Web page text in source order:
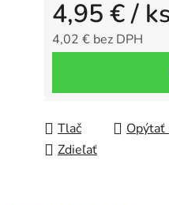
4,95 €/
4,02 € bez DPH
Tlač Opýtať
Zdieľať